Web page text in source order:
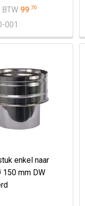
99.70
001
enkel naar
mm DW